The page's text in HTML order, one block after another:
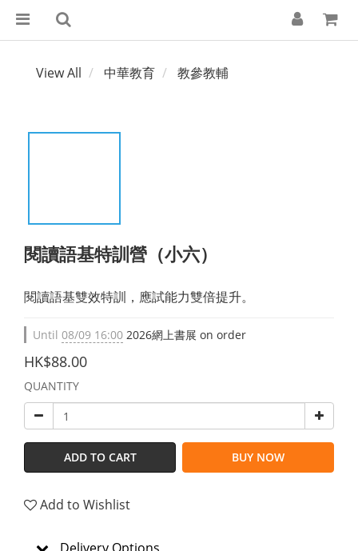
View All 中華教育 教參教輔
閱讀語基特訓營（小六）
閱讀語基雙效特訓，應試能力雙倍提升。
Until 08/09 16:00 2026網上書展 on order
HK$88.00
QUANTITY
ADD TO CART BUY NOW
Add to Wishlist